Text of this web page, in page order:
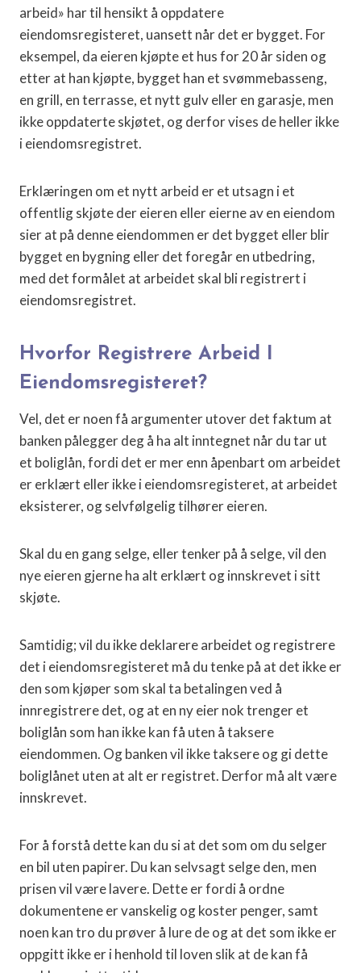
arbeid» har til hensikt å oppdatere
eiendomsregisteret, uansett når det er bygget. For
eksempel, da eieren kjøpte et hus for 20 år siden og
etter at han kjøpte, bygget han et svømmebasseng,
en grill, en terrasse, et nytt gulv eller en garasje, men
ikke oppdaterte skjøtet, og derfor vises de heller ikke
i eiendomsregistret.
Erklæringen om et nytt arbeid er et utsagn i et
offentlig skjøte der eieren eller eierne av en eiendom
sier at på denne eiendommen er det bygget eller blir
bygget en bygning eller det foregår en utbedring,
med det formålet at arbeidet skal bli registrert i
eiendomsregistret.
Hvorfor Registrere Arbeid I
Eiendomsregisteret?
Vel, det er noen få argumenter utover det faktum at
banken pålegger deg å ha alt inntegnet når du tar ut
et boliglån, fordi det er mer enn åpenbart om arbeidet
er erklært eller ikke i eiendomsregisteret, at arbeidet
eksisterer, og selvfølgelig tilhører eieren.
Skal du en gang selge, eller tenker på å selge, vil den
nye eieren gjerne ha alt erklært og innskrevet i sitt
skjøte.
Samtidig; vil du ikke deklarere arbeidet og registrere
det i eiendomsregisteret må du tenke på at det ikke er
den som kjøper som skal ta betalingen ved å
innregistrere det, og at en ny eier nok trenger et
boliglån som han ikke kan få uten å taksere
eiendommen. Og banken vil ikke taksere og gi dette
boliglånet uten at alt er registret. Derfor må alt være
innskrevet.
For å forstå dette kan du si at det som om du selger
en bil uten papirer. Du kan selvsagt selge den, men
prisen vil være lavere. Dette er fordi å ordne
dokumentene er vanskelig og koster penger, samt
noen kan tro du prøver å lure de og at det som ikke er
oppgitt ikke er i henhold til loven slik at de kan få